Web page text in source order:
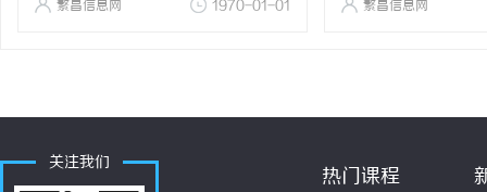
繁昌信息网 1970-01-01 繁昌信息网
关注我们
热门课程